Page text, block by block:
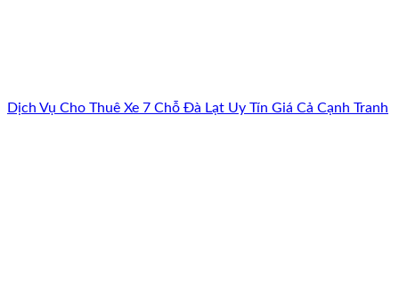
Dịch Vụ Cho Thuê Xe 7 Chỗ Đà Lạt Uy Tín Giá Cả Cạnh Tranh